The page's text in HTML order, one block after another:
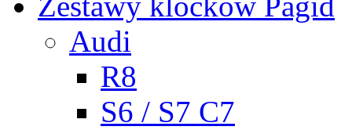
Audi
R8
S6 / S7 C7